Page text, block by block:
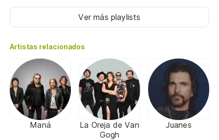
Ver más playlists
Artistas relacionados
Maná
La Oreja de Van
Gogh
Juanes